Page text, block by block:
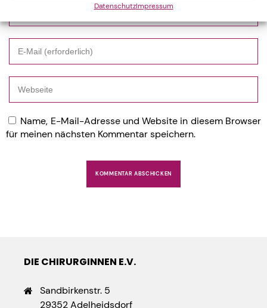
DatenschutzImpressum
Name, E-Mail-Adresse und Website in diesem Browser
für meinen nächsten Kommentar speichern.
DIE CHIRURGINNEN E.V.
Sandbirkenstr. 5
29352 Adelheidsdorf